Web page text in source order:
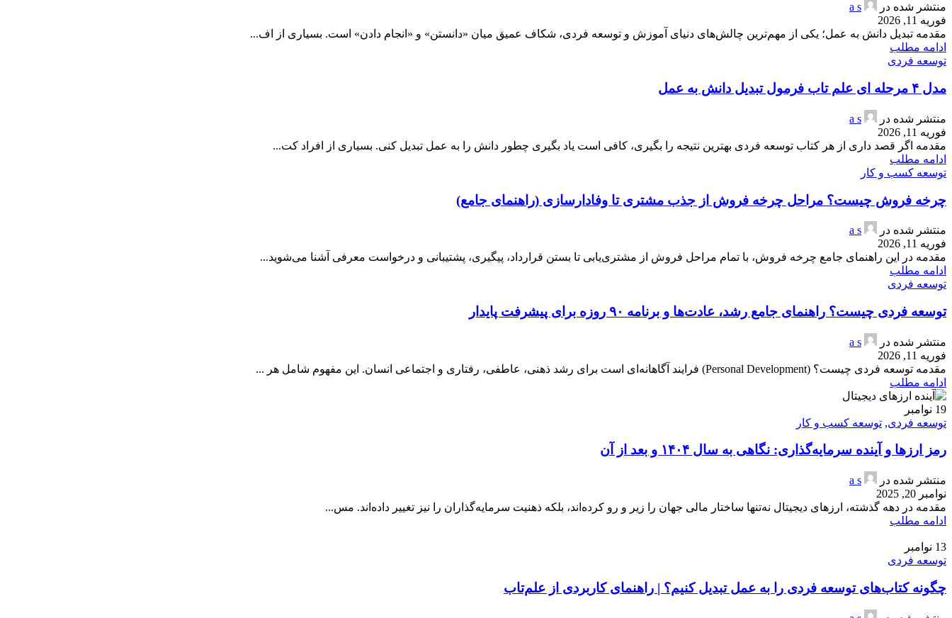
منتشر شده در
a s
فوریه 11, 2026
مقدمه تبدیل دانش به عمل؛ یکی از مهم‌ترین چالش‌های دنیای آموزش و توسعه فردی، شکاف عمیق میان «دانستن» و «انجام دادن» است. بسیاری از اف...
ادامه مطلب
توسعه فردی
مدل ۴ مرحله ای علم تاب فرمول تبدیل دانش به عمل
منتشر شده در
a s
فوریه 11, 2026
مقدمه اگر قصد داری از هر کتاب توسعه فردی بهترین نتیجه را بگیری، کافی است یاد بگیری چطور دانش را به عمل تبدیل کنی. بسیاری از افراد کت...
ادامه مطلب
توسعه کسب و کار
چرخه فروش چیست؟ مراحل چرخه فروش از جذب مشتری تا وفادارسازی (راهنمای جامع)
منتشر شده در
a s
فوریه 11, 2026
مقدمه در این راهنمای جامع چرخه فروش، با تمام مراحل فروش از مشتری‌یابی تا بستن قرارداد، پیگیری، پشتیبانی و درخواست معرفی آشنا می‌شوید...
ادامه مطلب
توسعه فردی
توسعه فردی چیست؟ راهنمای جامع رشد، عادت‌ها و برنامه ۹۰ روزه برای پیشرفت پایدار
منتشر شده در
a s
فوریه 11, 2026
مقدمه توسعه فردی چیست؟ (Personal Development) فرایند آگاهانه‌ای است برای رشد ذهنی، عاطفی، رفتاری و اجتماعی انسان. این مفهوم شامل هر ...
ادامه مطلب
19 نوامبر
توسعه فردی, توسعه کسب و کار
رمز ارزها و آینده سرمایه‌گذاری: نگاهی به سال ۱۴۰۴ و بعد از آن
منتشر شده در
a s
نوامبر 20, 2025
مقدمه در دهه گذشته، ارزهای دیجیتال نه‌تنها ساختار مالی جهان را زیر و رو کرده‌اند، بلکه ذهنیت سرمایه‌گذاران را نیز تغییر داده‌اند. مس...
ادامه مطلب
13 نوامبر
توسعه فردی
چگونه کتاب‌های توسعه فردی را به عمل تبدیل کنیم؟ | راهنمای کاربردی از علم‌تاب